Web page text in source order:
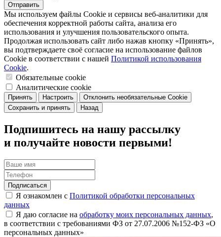
Отправить
Мы используем файлы Cookie и сервисы веб-аналитики для
обеспечения корректной работы сайта, анализа его
использования и улучшения пользовательского опыта.
Продолжая использовать сайт либо нажав кнопку «Принять»,
вы подтверждаете своё согласие на использование файлов
Cookie в соответствии с нашей Политикой использования
Cookie.
Обязательные cookie
Аналитические cookie
Принять Настроить
Отклонить необязательные Cookie
Сохранить и принять
Назад
Подпишитесь на нашу рассылку
и получайте новости первыми!
Подписаться
Я ознакомлен с Политикой обработки персональных
данных
Я даю согласие на обработку моих персональных данных,
в соответствии с требованиями ФЗ от 27.07.2006 №152-ФЗ «О
персональных данных»